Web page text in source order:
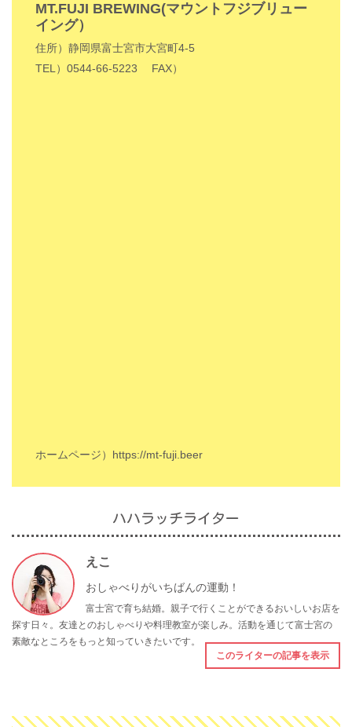
MT.FUJI BREWING(マウントフジブリュー
イング）
住所）静岡県富士宮市大宮町4-5
TEL）0544-66-5223
FAX）
ホームページ） https://mt-fuji.beer
ハハラッチライター
えこ
おしゃべりがいちばんの運動！
富士宮で育ち結婚。親子で行くことができるおいしいお店を
探す日々。友達とのおしゃべりや料理教室が楽しみ。活動を通じて富士宮の
素敵なところをもっと知っていきたいです。
このライターの記事を表示